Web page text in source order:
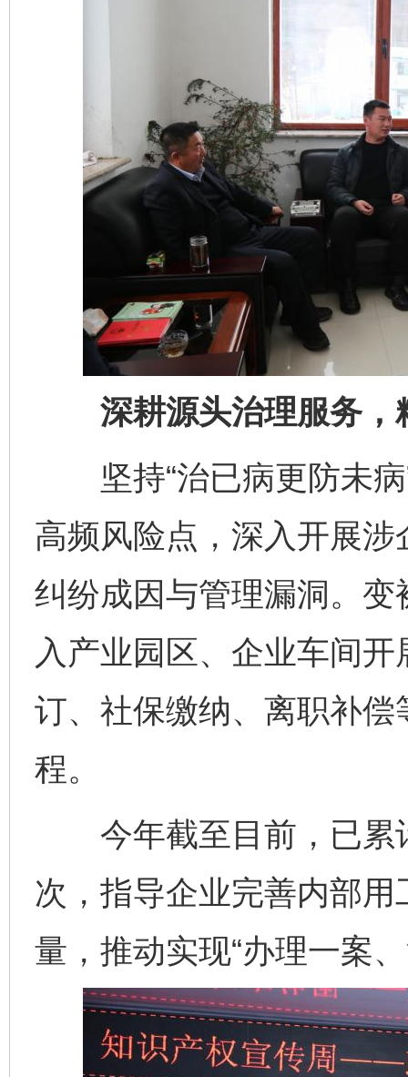
深耕源头治理服务，
坚持“治已病更防未病
高频风险点，深入开展
纠纷成因与管理漏洞。
入产业园区、企业车间
订、社保缴纳、离职补偿
程。
今年截至目前，已累
次，指导企业完善内部
量，推动实现“办理一案